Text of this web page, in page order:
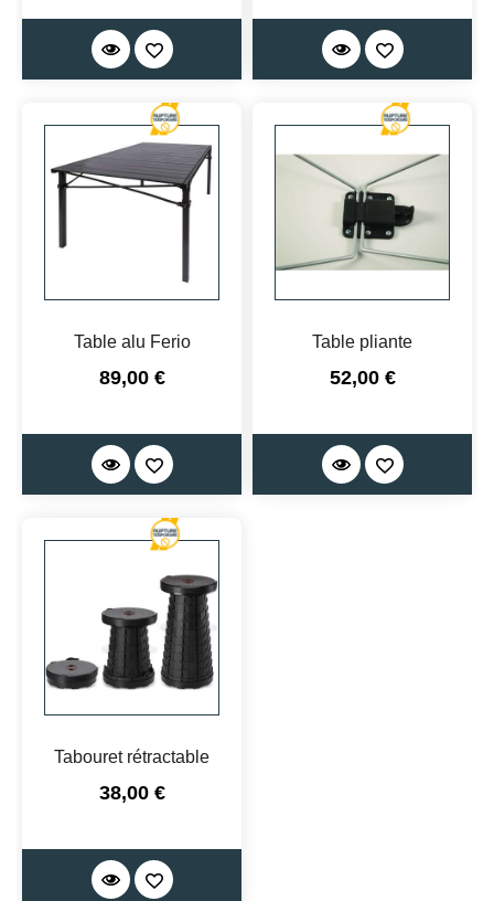
Table alu Ferio
Prix
89,00 €
Table pliante
Prix
52,00 €
Tabouret rétractable
Prix
38,00 €